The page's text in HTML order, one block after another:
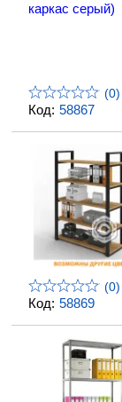
Код: 58867
(0)
Код: 58869
(0)